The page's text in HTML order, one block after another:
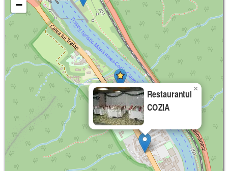
Restaurantul
COZIA
×
−